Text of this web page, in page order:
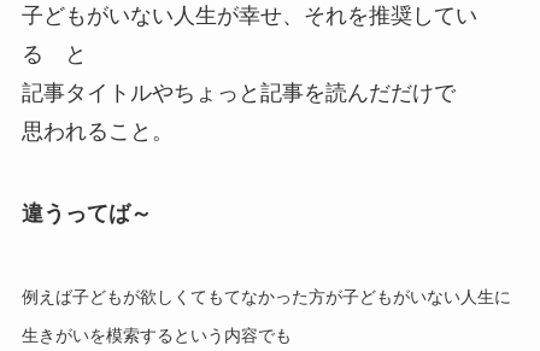
子どもがいない人生が幸せ、それを推奨してい
る と
記事タイトルやちょっと記事を読んだだけで
思われること。
違うってば～
例えば子どもが欲しくてもてなかった方が子どもがいない人生に
生きがいを模索するという内容でも